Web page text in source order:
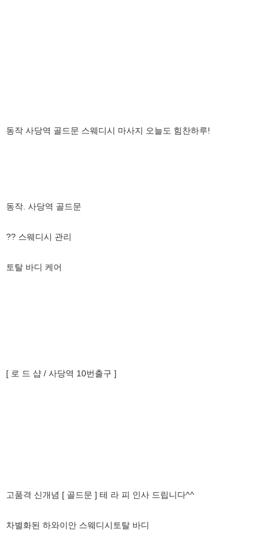
동작 사당역 골드문 스웨디시 마사지 오늘도 힘찬하루!
동작. 사당역 골드문
?? 스웨디시 관리
토탈 바디 케어
[ 로 드 샵 / 사당역 10번출구 ]
고품격 신개념 [ 골드문 ] 테 라 피 인사 드립니다^^
차별화된 하와이안 스웨디시토탈 바디